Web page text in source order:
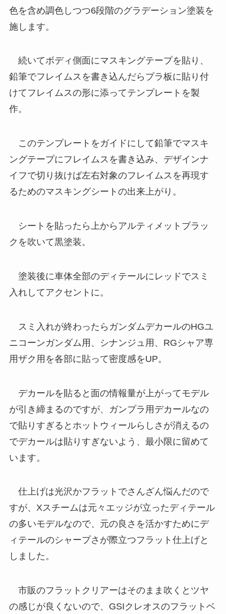
色を含め調色しつつ6段階のグラデーション塗装を
施します。
続いてボディ側面にマスキングテープを貼り、
鉛筆でフレイムスを書き込んだらプラ板に貼り付
けてフレイムスの形に添ってテンプレートを製
作。
このテンプレートをガイドにして鉛筆でマスキ
ングテープにフレイムスを書き込み、デザインナ
イフで切り抜けば左右対象のフレイムスを再現す
るためのマスキングシートの出来上がり。
シートを貼ったら上からアルティメットブラッ
クを吹いて黒塗装。
塗装後に車体全部のディテールにレッドでスミ
入れしてアクセントに。
スミ入れが終わったらガンダムデカールのHGユ
ニコーンガンダム用、シナンジュ用、RGシャア専
用ザク用を各部に貼って密度感をUP。
デカールを貼ると面の情報量が上がってモデル
が引き締まるのですが、ガンプラ用デカールなの
で貼りすぎるとホットウィールらしさが消えるの
でデカールは貼りすぎないよう、最小限に留めて
います。
仕上げは光沢かフラットでさんざん悩んだので
すが、Xスチームは元々エッジが立ったディテール
の多いモデルなので、元の良さを活かすためにデ
ィテールのシャープさが際立つフラット仕上げと
しました。
市販のフラットクリアーはそのまま吹くとツヤ
の感じが良くないので、GSIクレオスのフラットベ